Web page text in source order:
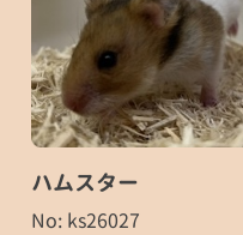
ハムスター
No: ks26027